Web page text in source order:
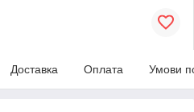
Доставка Оплата Умови